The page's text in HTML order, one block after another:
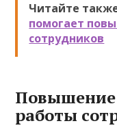
Читайте
помогает
сотрудников
Повышение
работы